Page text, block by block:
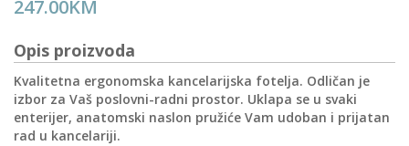
247.00KM
Opis proizvoda
Kvalitetna ergonomska kancelarijska fotelja. Odličan je
izbor za Vaš poslovni-radni prostor. Uklapa se u svaki
enterijer, anatomski naslon pružiće Vam udoban i prijatan
rad u kancelariji.